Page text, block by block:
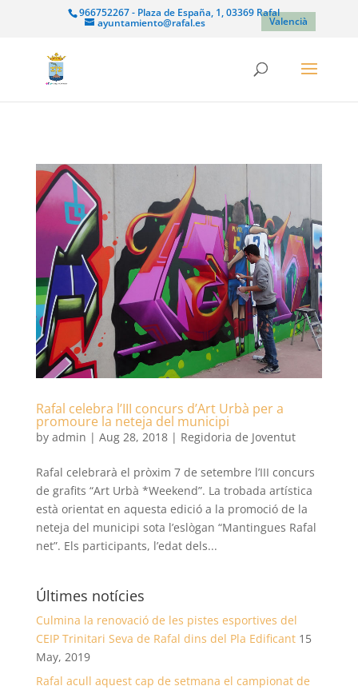
966752267 - Plaza de España, 1, 03369 Rafal
ayuntamiento@rafal.es Valencià
Rafal celebra l’III concurs d’Art Urbà per a
promoure la neteja del municipi
by admin | Aug 28, 2018| Regidoria de Joventut
Rafal celebrarà el pròxim 7 de setembre l’III concurs
de grafits “Art Urbà *Weekend”. La trobada artística
està orientat en aquesta edició a la promoció de la
neteja del municipi sota l’eslògan “Mantingues Rafal
net”. Els participants, l’edat dels...
Últimes notícies
Culmina la renovació de les pistes esportives del
CEIP Trinitari Seva de Rafal dins del Pla Edificant 15
May, 2019
Rafal acull aquest cap de setmana el campionat de